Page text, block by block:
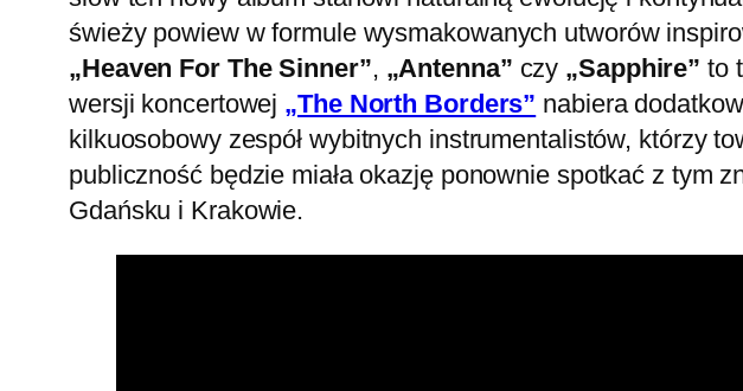
świeży powiew w formule wysmakowanych utworów
„Heaven For The Sinner”, „Antenna” czy „Sapphire” to
wersji koncertowej „The North Borders” nabiera
kilkuosobowy zespół wybitnych instrumentalistów, którzy
publiczność będzie miała okazję ponownie spotkać z tym
Gdańsku i Krakowie.